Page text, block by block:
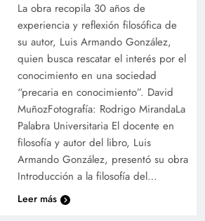
La obra recopila 30 años de
experiencia y reflexión filosófica de
su autor, Luis Armando González,
quien busca rescatar el interés por el
conocimiento en una sociedad
“precaria en conocimiento”. David
MuñozFotografía: Rodrigo MirandaLa
Palabra Universitaria El docente en
filosofía y autor del libro, Luis
Armando González, presentó su obra
Introducción a la filosofía del…
Leer más